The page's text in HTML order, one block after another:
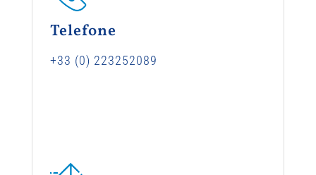
Telefone
+33 (0) 223252089